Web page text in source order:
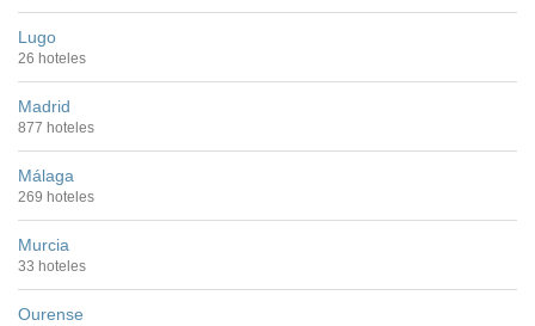
Lugo
26 hoteles
Madrid
877 hoteles
Málaga
269 hoteles
Murcia
33 hoteles
Ourense